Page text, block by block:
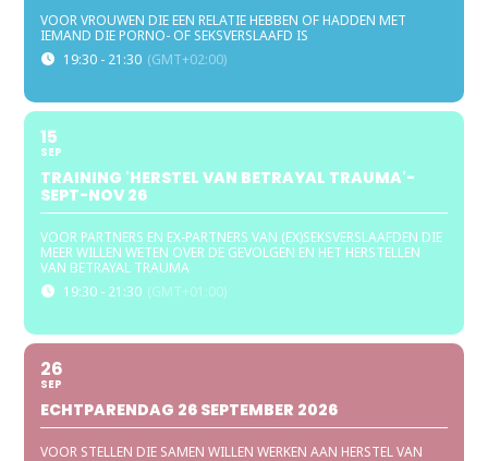
VOOR VROUWEN DIE EEN RELATIE HEBBEN OF HADDEN MET
IEMAND DIE PORNO- OF SEKSVERSLAAFD IS
19:30 - 21:30 (GMT+02:00)
15
SEP
TRAINING 'HERSTEL VAN BETRAYAL TRAUMA'-
SEPT-NOV 26
VOOR PARTNERS EN EX-PARTNERS VAN (EX)SEKSVERSLAAFDEN DIE
MEER WILLEN WETEN OVER DE GEVOLGEN EN HET HERSTELLEN
VAN BETRAYAL TRAUMA
19:30 - 21:30 (GMT+01:00)
26
SEP
ECHTPARENDAG 26 SEPTEMBER 2026
VOOR STELLEN DIE SAMEN WILLEN WERKEN AAN HERSTEL VAN